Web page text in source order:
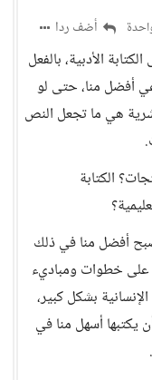
أضف ردا
الأدبية، بالفعل
أفضل منا، حتى لو
هي ما تجعل النص
الكتابة
أفضل منا في ذلك
على خطوات ومباديء
بشكل كبير،
يكتبها أسهل منا في